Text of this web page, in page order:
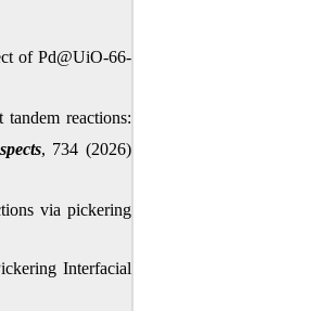
of Pd@UiO-66-
reactions:
, 734 (2026)
via pickering
Interfacial